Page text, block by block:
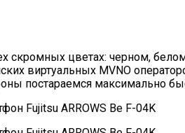
скромных цветах: черном,
виртуальных MVNO
постараемся максимально